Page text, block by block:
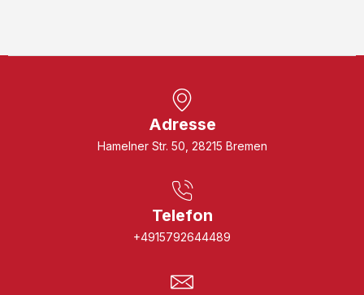
Adresse
Hamelner Str. 50, 28215 Bremen
Telefon
+4915792644489